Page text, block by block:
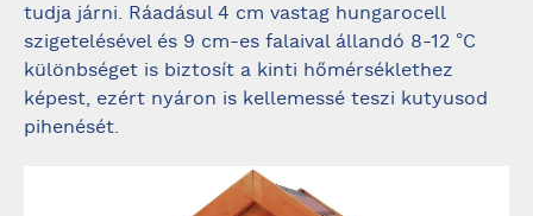
tudja járni. Ráadásul 4 cm vastag hungarocell
szigetelésével és 9 cm-es falaival állandó 8-12 °C
különbséget is biztosít a kinti hőmérséklethez
képest, ezért nyáron is kellemessé teszi kutyusod
pihenését.